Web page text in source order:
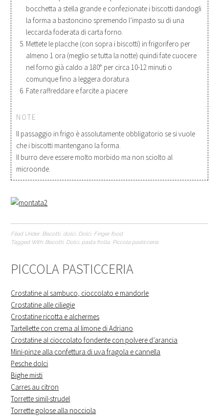
bocchetta a stella grande e confezionate i biscotti dandogli
la forma a bastoncino spremendo l’impasto su di una
leccarda foderata di carta forno.
Mettete le placche (con sopra i biscotti) in frigorifero per
almeno 1 ora (meglio se tutta la notte) quindi fate cuocere
nel forno già caldo a 180° per circa 10-12 minuti o
comunque fino a leggera doratura.
Fate raffreddare e farcite a piacere
NOTE
Il passaggio in frigo è assolutamente obbligatorio se si vuole
che i biscotti mantengano la forma.
Il burro deve essere molto morbido ma non sciolto al
microonde.
Filed Under: Biscotti, dolci, Dolci, Finger food
Tagged With: Biscotti, Dolci, pasta frolla, Piccola pasticceria
PICCOLA PASTICCERIA
Crostatine al sambuco, cioccolato e mandorle
Crostatine alle ciliegie
Crostatine ricotta e alchermes
Tartellette con crema al limone di Adriano
Crostatine al cioccolato fondente con polvere d’arancia
Mini-pinze alla confettura di uva fragola e cannella
Pesche dolci
Bighe misti
Carres au citron
Torrette simil-strudel
Torrette golose alla nocciola